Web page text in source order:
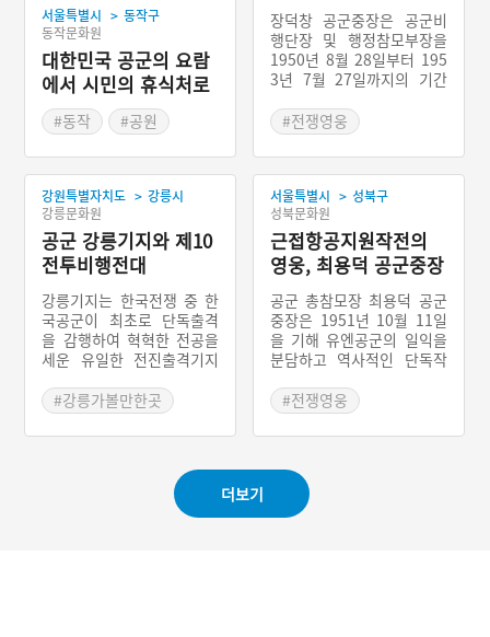
서울특별시 > 동작구
동작문화원
대한민국 공군의 요람
에서 시민의 휴식처로
변신한 보라매 공원
#동작
#공원
#동네공원
장덕창 공군중장은 공군비
행단장 및 행정참모부장을
1950년 8월 28일부터 195
3년 7월 27일까지의 기간
군 지휘와 전투조종사 육성,
기지확보 등에 진력하였고
총출격 6,261회로 적의 전
투력을 감소시켰다. 한국 최
초의 비행사 안창남에 이어
두번째 비행사였던 장덕창
은 광복된 조국에서 공군 창
설을 결심하고 창군에 큰 역
할을 하였다.
#전쟁영웅
강원특별자치도 > 강릉시
강릉문화원
공군 강릉기지와 제10
전투비행전대
강릉기지는 한국전쟁 중 한
국공군이 최초로 단독출격
을 감행하여 혁혁한 전공을
세운 유일한 전진출격기지
한 곳이기도 하다. 강릉기지
에 설치된 제10전투비행전
대(후일의 제10전투비행단)
으로 꼽히는 "승호리철교
차단작전과 평양대폭격 작
전, 351고지전투 항공지원
#강릉가볼만한곳
서울특별시 > 성북구
성북문화원
근접항공지원작전의
영웅, 최용덕 공군중장
공군 총참모장 최용덕 공군
중장은 1951년 10월 11일
을 기해 유엔공군의 일익을
분담하고 역사적인 단독작
철도, 교량, 중요 건물, 보급
집결소 등을 폭격하였고, 4,
710회의 총 출격으로 적의
주었다.
#전쟁영웅
더보기